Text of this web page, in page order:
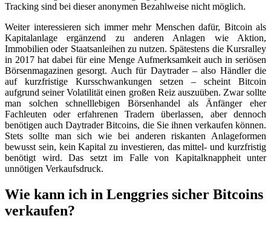
Tracking sind bei dieser anonymen Bezahlweise nicht möglich.
Weiter interessieren sich immer mehr Menschen dafür, Bitcoin als
Kapitalanlage ergänzend zu anderen Anlagen wie Aktion,
Immobilien oder Staatsanleihen zu nutzen. Spätestens die Kursralley
in 2017 hat dabei für eine Menge Aufmerksamkeit auch in seriösen
Börsenmagazinen gesorgt. Auch für Daytrader – also Händler die
auf kurzfristige Kursschwankungen setzen – scheint Bitcoin
aufgrund seiner Volatilität einen großen Reiz auszuüben. Zwar sollte
man solchen schnelllebigen Börsenhandel als Änfänger eher
Fachleuten oder erfahrenen Tradern überlassen, aber dennoch
benötigen auch Daytrader Bitcoins, die Sie ihnen verkaufen können.
Stets sollte man sich wie bei anderen riskanten Anlageformen
bewusst sein, kein Kapital zu investieren, das mittel- und kurzfristig
benötigt wird. Das setzt im Falle von Kapitalknappheit unter
unnötigen Verkaufsdruck.
Wie kann ich in Lenggries sicher Bitcoins
verkaufen?